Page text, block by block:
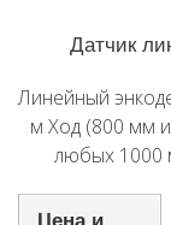
Датчик
Линейный
м Ход (800 мм
любых 1000